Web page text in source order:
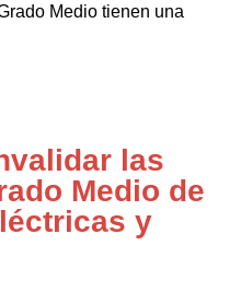
Medio tienen una
las
Medio de
y